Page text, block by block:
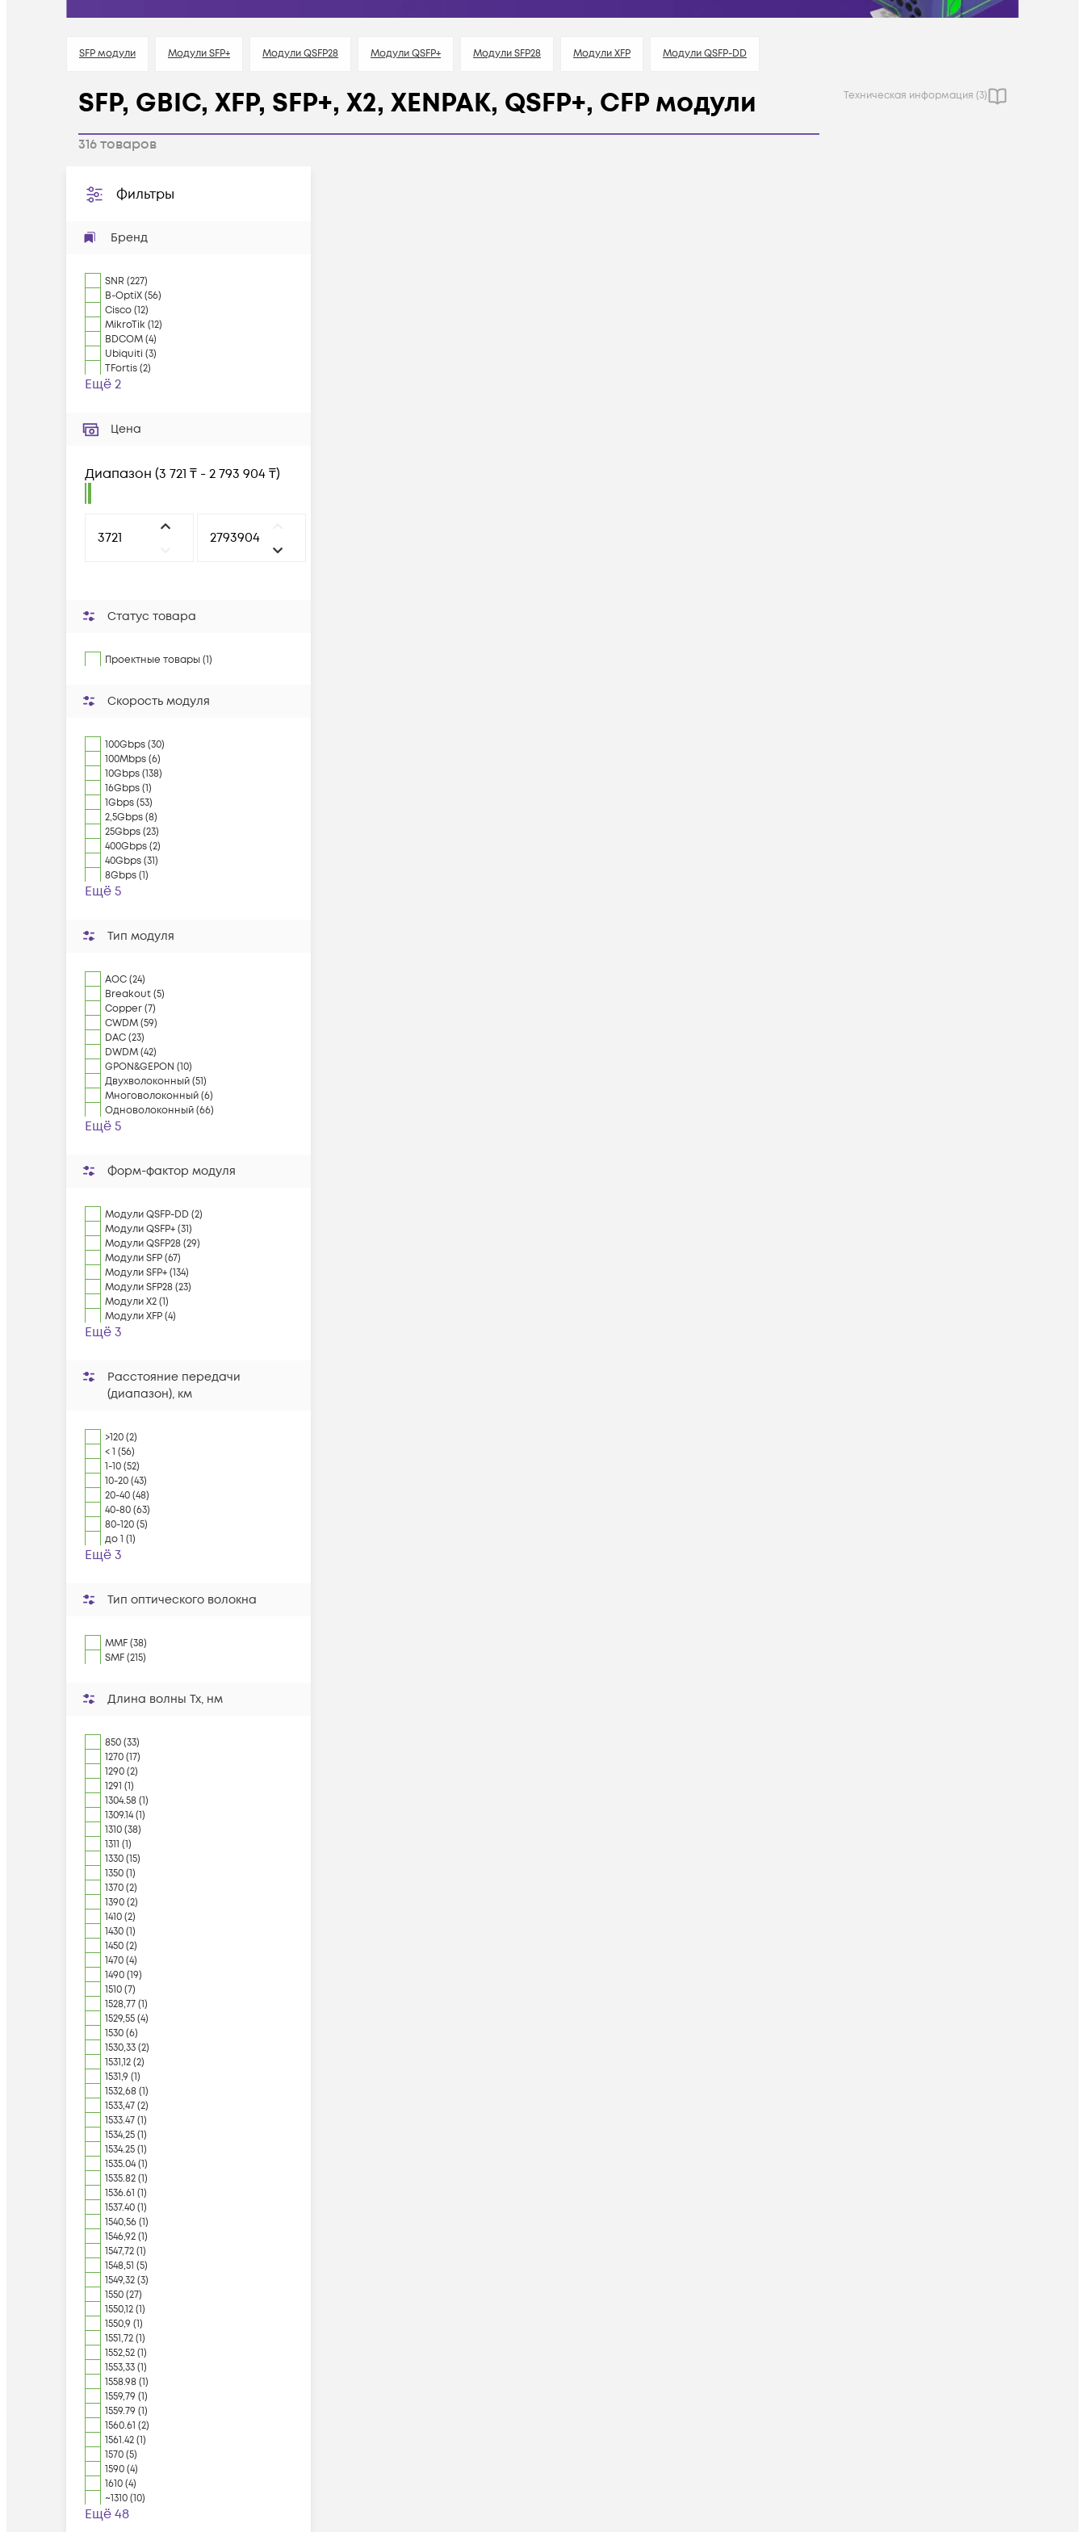
SFP модули Модули SFP+ Модули QSFP28 Модули QSFP+ Модули SFP28 Модули XFP Модули QSFP-DD
SFP, GBIC, XFP, SFP+, X2, XENPAK, QSFP+, CFP модули
316товаров
Техническая информация (3)
Фильтры
Бренд
SNR (227)
B-OptiX(56)
Cisco(12)
MikroTik(12)
BDCOM(4)
Ubiquiti (3)
TFortis(2)
Ещё 2
Цена
Диапазон (3 721 ₸ - 2 793 904 ₸)
Статус товара
Проектные товары (1)
Скорость модуля
100Gbps (30)
100Mbps (6)
10Gbps (138)
16Gbps (1)
1Gbps (53)
2,5Gbps (8)
25Gbps (23)
400Gbps (2)
40Gbps (31)
8Gbps (1)
Ещё 5
Тип модуля
AOC (24)
Breakout (5)
Copper (7)
CWDM (59)
DAC (23)
DWDM (42)
GPON&GEPON (10)
Двухволоконный (51)
Многоволоконный (6)
Одноволоконный (66)
Ещё 5
Форм-фактор модуля
Модули QSFP-DD (2)
Модули QSFP+ (31)
Модули QSFP28 (29)
Модули SFP (67)
Модули SFP+ (134)
Модули SFP28 (23)
Модули X2 (1)
Модули XFP (4)
Ещё 3
Расстояние передачи
(диапазон), км
>120 (2)
< 1 (56)
1-10 (52)
10-20 (43)
20-40 (48)
40-80 (63)
80-120 (5)
до 1 (1)
Ещё 3
Тип оптического волокна
MMF (38)
SMF (215)
Длина волны Tx, нм
850 (33)
1270 (17)
1290 (2)
1291 (1)
1304.58 (1)
1309.14 (1)
1310 (38)
1311 (1)
1330 (15)
1350 (1)
1370 (2)
1390 (2)
1410 (2)
1430 (1)
1450 (2)
1470 (4)
1490 (19)
1510 (7)
1528,77 (1)
1529,55 (4)
1530 (6)
1530,33 (2)
1531,12 (2)
1531,9 (1)
1532,68 (1)
1533,47 (2)
1533.47 (1)
1534,25 (1)
1534.25 (1)
1535.04 (1)
1535.82 (1)
1536.61 (1)
1537.40 (1)
1540,56 (1)
1546,92 (1)
1547,72 (1)
1548,51 (5)
1549,32 (3)
1550 (27)
1550,12 (1)
1550,9 (1)
1551,72 (1)
1552,52 (1)
1553,33 (1)
1558.98 (1)
1559,79 (1)
1559.79 (1)
1560.61 (2)
1561.42 (1)
1570 (5)
1590 (4)
1610 (4)
~1310 (10)
Ещё 48